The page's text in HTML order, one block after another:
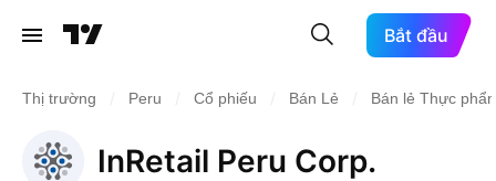
Bắt đầu
Thị trường Peru Cổ phiếu Bán Lẻ Bán lẻ Thực
InRetail Peru Corp.